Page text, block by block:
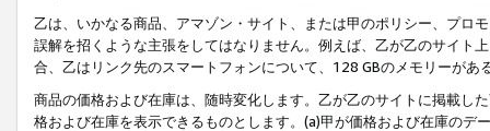
乙は、いかなる商品、アマゾン・サイト、または甲のポリシー、プロ
誤解を招くような主張をしてはなりません。例えば、乙が乙のサイト
合、乙はリンク先のスマートフォンについて、128 GBのメモリーがあ
商品の価格および在庫は、随時変化します。乙が乙のサイトに掲載し
格および在庫を表示できるものとします。(a)甲が価格および在庫の